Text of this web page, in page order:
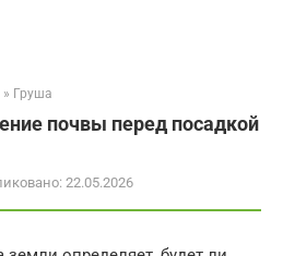
» Груша
почвы перед посадкой
22.05.2026